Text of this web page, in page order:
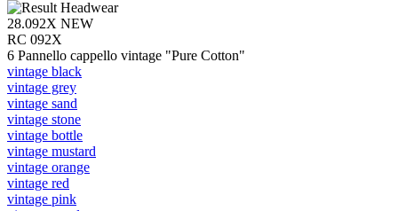
28.092X NEW
RC 092X
6 Pannello cappello vintage "Pure Cotton"
vintage black
vintage grey
vintage sand
vintage stone
vintage bottle
vintage mustard
vintage orange
vintage red
vintage pink